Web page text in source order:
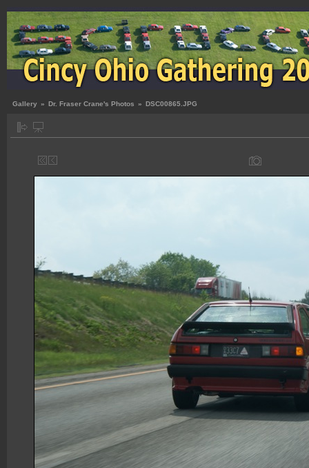
Gallery » Dr. Fraser Crane's Photos » DSC00865.JPG